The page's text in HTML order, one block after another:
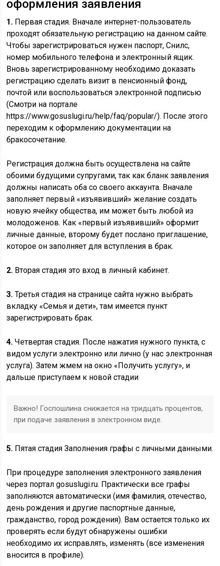
оформления заявления
1. Первая стадия. Вначале интернет-пользователь
проходят обязательную регистрацию на данном сайте.
Чтобы зарегистрироваться нужен паспорт, Снилс,
номер мобильного телефона и электронный ящик.
Вновь зарегистрированному необходимо доказать
регистрацию сделать визит в пенсионный фонд,
почтой или воспользоваться электронной подписью
(Смотри на портале
https://www.gosuslugi.ru/help/faq/popular/). После этого
переходим к оформлению документации на
бракосочетание.
Регистрация должна быть осуществлена на сайте
обоими будущими супругами, так как бланк заявления
должны написать оба со своего аккаунта. Вначале
заполняет первый «изъявивший» желание создать
новую ячейку общества, им может быть любой из
молодоженов. Как «первый изъявивший» оформит
личные данные, второму будет послано приглашение,
которое он заполняет для вступления в брак.
2. Вторая стадия это вход в личный кабинет.
3.Третья стадия на странице сайта нужно выбрать
вкладку «Семья и дети», там имеется пункт
зарегистрировать брак.
4. Четвертая стадия. После нажатия нужного пункта, с
видом услуги электронно или лично (у нас электронная
услуга). Затем жмем на окно «Получить услугу», и
дальше приступаем к новой стадии
Важно! Госпошлина снижается на тридцать процентов,
при подаче заявления в электронном виде.
5. Пятая стадия Заполнения графы с личными данными.
При процедуре заполнения электронного заявления
через портал gosuslugi.ru. Практически все графы
заполняются автоматически (имя фамилия, отечество,
день рождения и другие паспортные данные,
гражданство, город рождения). Вам остается только их
проверять если будут обнаружены ошибки
необходимо их исправлять, изменять (все изменения
вносится в профиле).